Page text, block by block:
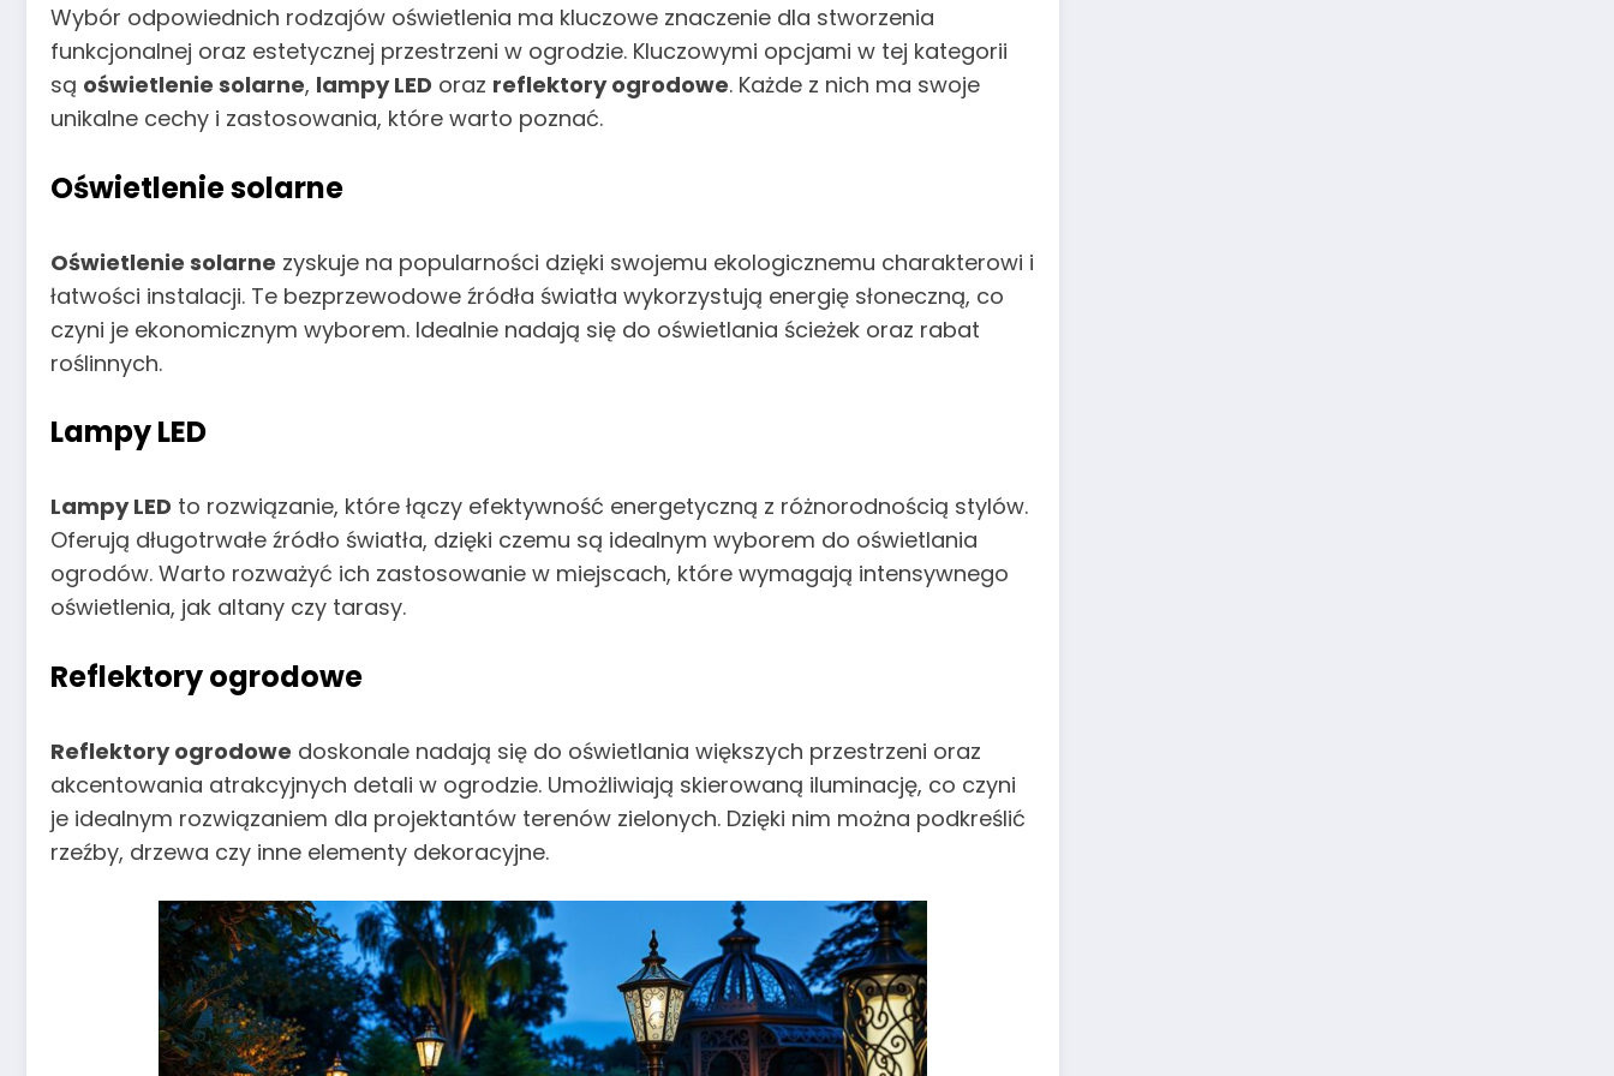
Wybór odpowiednich rodzajów oświetlenia ma kluczowe znaczenie dla stworzenia
funkcjonalnej oraz estetycznej przestrzeni w ogrodzie. Kluczowymi opcjami w tej kategorii
są oświetlenie solarne, lampy LED oraz reflektory ogrodowe. Każde z nich ma swoje
unikalne cechy i zastosowania, które warto poznać.
Oświetlenie solarne
Oświetlenie solarne zyskuje na popularności dzięki swojemu ekologicznemu charakterowi i
łatwości instalacji. Te bezprzewodowe źródła światła wykorzystują energię słoneczną, co
czyni je ekonomicznym wyborem. Idealnie nadają się do oświetlania ścieżek oraz rabat
roślinnych.
Lampy LED
Lampy LED to rozwiązanie, które łączy efektywność energetyczną z różnorodnością stylów.
Oferują długotrwałe źródło światła, dzięki czemu są idealnym wyborem do oświetlania
ogrodów. Warto rozważyć ich zastosowanie w miejscach, które wymagają intensywnego
oświetlenia, jak altany czy tarasy.
Reflektory ogrodowe
Reflektory ogrodowe doskonale nadają się do oświetlania większych przestrzeni oraz
akcentowania atrakcyjnych detali w ogrodzie. Umożliwiają skierowaną iluminację, co czyni
je idealnym rozwiązaniem dla projektantów terenów zielonych. Dzięki nim można podkreślić
rzeźby, drzewa czy inne elementy dekoracyjne.